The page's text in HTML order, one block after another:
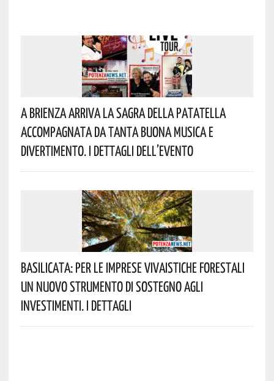
A Brienza Arriva La Sagra Della Patatella
Accompagnata Da Tanta Buona Musica E
Divertimento. I Dettagli Dell’evento
Basilicata: Per Le Imprese Vivaistiche Forestali
Un Nuovo Strumento Di Sostegno Agli
Investimenti. I Dettagli